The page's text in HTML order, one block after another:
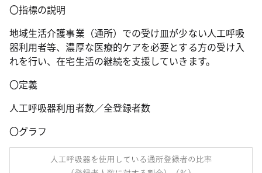
〇指標の説明
地域生活介護事業（通所）での受け皿が少ない人工呼吸
器利用者等、濃厚な医療的ケアを必要とする方の受け入
れを行い、在宅生活の継続を支援していきます。
〇定義
人工呼吸器利用者数／全登録者数
〇グラフ